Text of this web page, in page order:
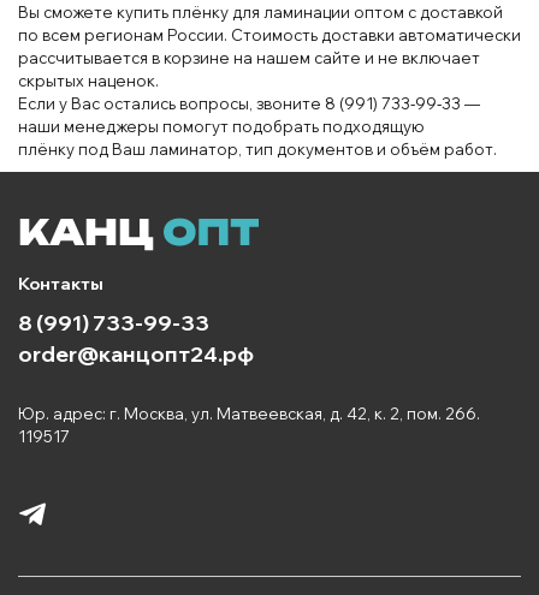
Вы сможете купить плёнку для ламинации оптом с доставкой
по всем регионам России. Стоимость доставки автоматически
рассчитывается в корзине на нашем сайте и не включает
скрытых наценок.
Если у Вас остались вопросы , звоните 8 (991) 733‑99‑33 —
наши менеджеры помогут подобрать подходящую
плёнку под Ваш ламинатор, тип документов и объём работ.
Контакты
8 (991) 733-99-33
order@канцопт24.рф
Юр. адрес: г. Москва, ул. Матвеевская, д. 42, к. 2, пом. 266.
119517